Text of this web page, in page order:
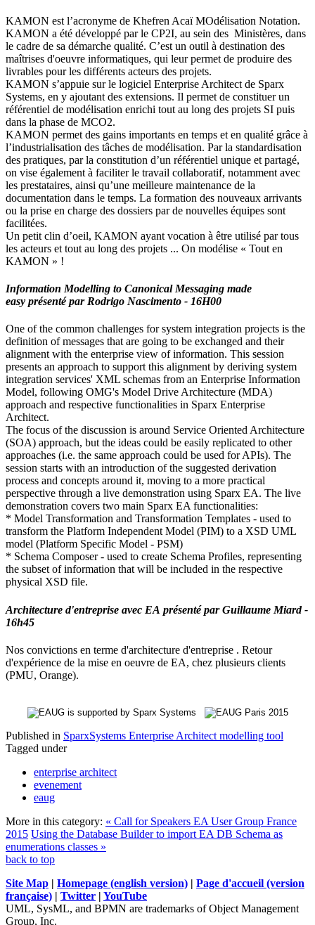
KAMON est l’acronyme de Khefren Acaï MOdélisation Notation.
KAMON a été développé par le CP2I, au sein des Ministères, dans
le cadre de sa démarche qualité. C’est un outil à destination des
maîtrises d'oeuvre informatiques, qui leur permet de produire des
livrables pour les différents acteurs des projets.
KAMON s’appuie sur le logiciel Enterprise Architect de Sparx
Systems, en y ajoutant des extensions. Il permet de constituer un
référentiel de modélisation enrichi tout au long des projets SI puis
dans la phase de MCO2.
KAMON permet des gains importants en temps et en qualité grâce à
l’industrialisation des tâches de modélisation. Par la standardisation
des pratiques, par la constitution d’un référentiel unique et partagé,
on vise également à faciliter le travail collaboratif, notamment avec
les prestataires, ainsi qu’une meilleure maintenance de la
documentation dans le temps. La formation des nouveaux arrivants
ou la prise en charge des dossiers par de nouvelles équipes sont
facilitées.
Un petit clin d’oeil, KAMON ayant vocation à être utilisé par tous
les acteurs et tout au long des projets ... On modélise « Tout en
KAMON » !
Information Modelling to Canonical Messaging made
easy présenté par Rodrigo Nascimento - 16H00
One of the common challenges for system integration projects is the
definition of messages that are going to be exchanged and their
alignment with the enterprise view of information. This session
presents an approach to support this alignment by deriving system
integration services' XML schemas from an Enterprise Information
Model, following OMG's Model Drive Architecture (MDA)
approach and respective functionalities in Sparx Enterprise
Architect.
The focus of the discussion is around Service Oriented Architecture
(SOA) approach, but the ideas could be easily replicated to other
approaches (i.e. the same approach could be used for APIs). The
session starts with an introduction of the suggested derivation
process and concepts around it, moving to a more practical
perspective through a live demonstration using Sparx EA. The live
demonstration covers two main Sparx EA functionalities:
* Model Transformation and Transformation Templates - used to
transform the Platform Independent Model (PIM) to a XSD UML
model (Platform Specific Model - PSM)
* Schema Composer - used to create Schema Profiles, representing
the subset of information that will be included in the respective
physical XSD file.
Architecture d'entreprise avec EA présenté parGuillaume Miard -
16h45
Nos convictions en terme d'architecture d'entreprise . Retour
d'expérience de la mise en oeuvre de EA, chez plusieurs clients
(PMU, Orange).
Published in SparxSystems Enterprise Architect modelling tool
Tagged under
enterprise architect
evenement
eaug
More in this category: « Call for Speakers EA User Group France
2015 Using the Database Builder to import EA DB Schema as
enumerations classes »
back to top
Site Map | Homepage (english version) | Page d'accueil (version
française) | Twitter | YouTube
UML, SysML, and BPMN are trademarks of Object Management
Group, Inc.